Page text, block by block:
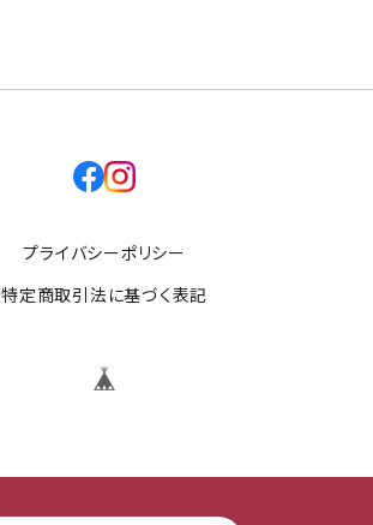
プライバシーポリシー
特定商取引法に基づく表記